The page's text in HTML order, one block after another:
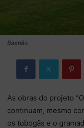
Baenão
As obras do projeto
continuam, mesmo
os tobogãs e o